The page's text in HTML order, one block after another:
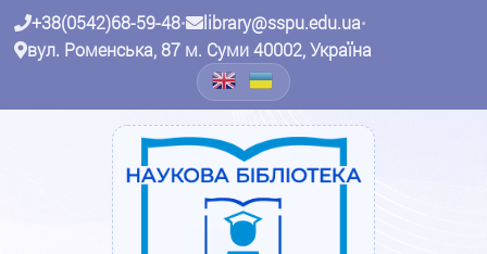
+38(0542)68-59-48• library@sspu.edu.ua•
вул. Роменська, 87 м. Суми 40002, Україна